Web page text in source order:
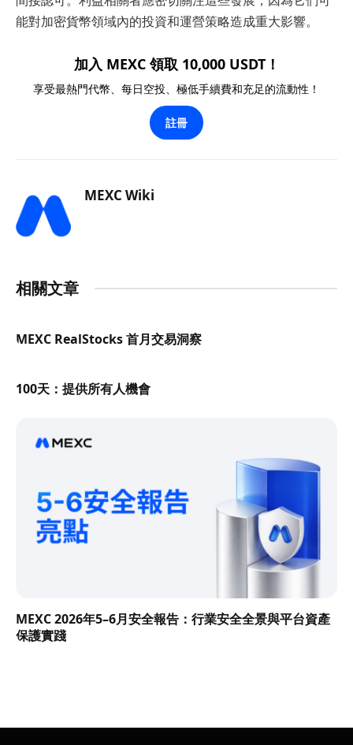
能對加密貨幣領域內的投資和運營策略造成重大影響。
加入 MEXC 領取 10,000 USDT！
享受最熱門代幣、每日空投、極低手續費和充足的流動性！
註冊
MEXC Wiki
相關文章
MEXC RealStocks 首月交易洞察
100天：提供所有人機會
MEXC 2026年5–6月安全報告：行業安全全景與平台資產
保護實踐